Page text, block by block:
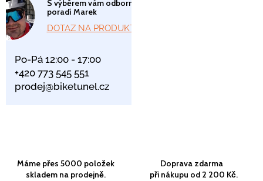
S výběrem vám odborně
poradí Marek
DOTAZ NA PRODUKT
Po-Pá 12:00 - 17:00
+420 773 545 551
prodej@biketunel.cz
Máme přes 5000 položek
skladem na prodejně.
Doprava zdarma
při nákupu od 2 200 Kč.